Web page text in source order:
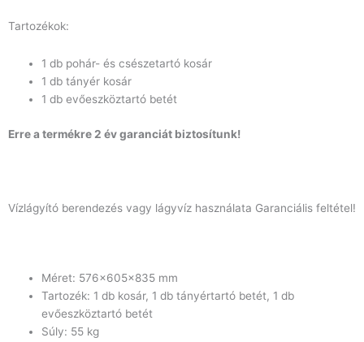
Tartozékok:
1 db pohár- és csészetartó kosár
1 db tányér kosár
1 db evőeszköztartó betét
Erre a termékre 2 év garanciát biztosítunk!
Vízlágyító berendezés vagy lágyvíz használata Garanciális feltétel!
Méret: 576x605x835 mm
Tartozék: 1 db kosár, 1 db tányértartó betét, 1 db
evőeszköztartó betét
Súly: 55 kg